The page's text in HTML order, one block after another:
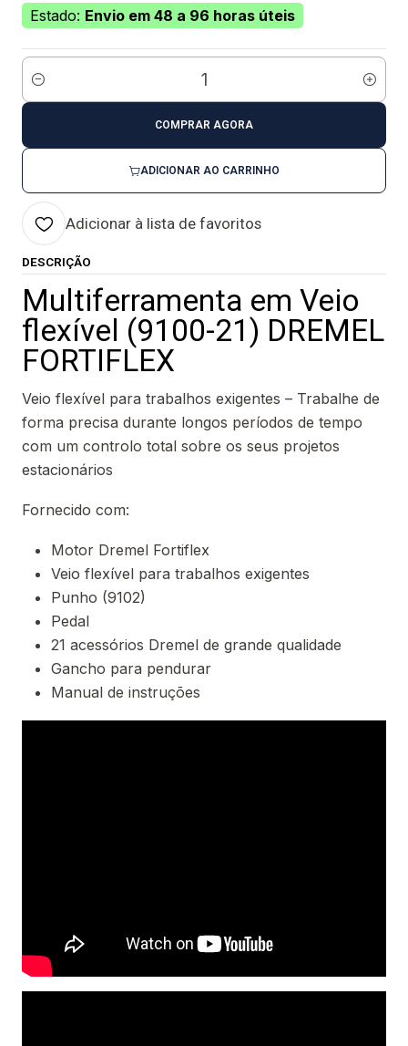
Estado: Envio em 48 a 96 horas úteis
Quantidade
ADICIONAR AO CARRINHO
COMPRAR AGORA
Adicionar à lista de favoritos
DESCRIÇÃO
Multiferramenta em Veio
flexível (9100-21) DREMEL
FORTIFLEX
Veio flexível para trabalhos exigentes – Trabalhe de
forma precisa durante longos períodos de tempo
com um controlo total sobre os seus projetos
estacionários
Fornecido com:
Motor Dremel Fortiflex
Veio flexível para trabalhos exigentes
Punho (9102)
Pedal
21 acessórios Dremel de grande qualidade
Gancho para pendurar
Manual de instruções